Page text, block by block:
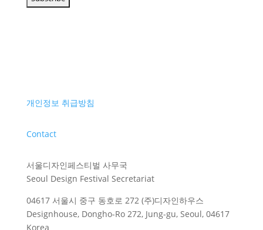
개인정보 취급방침
Contact
서울디자인페스티벌 사무국
Seoul Design Festival Secretariat
04617 서울시 중구 동호로 272 (주)디자인하우스
Designhouse, Dongho-Ro 272, Jung-gu, Seoul, 04617
Korea